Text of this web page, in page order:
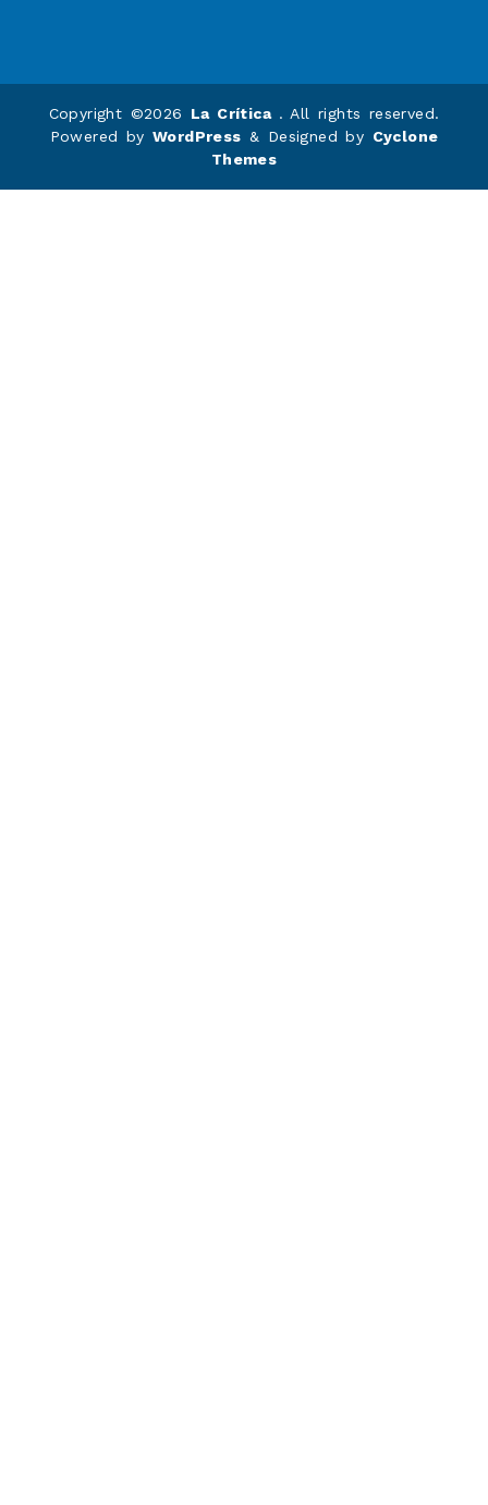
Copyright ©2026 La Crítica . All rights reserved.
Powered by WordPress & Designed by Cyclone
Themes